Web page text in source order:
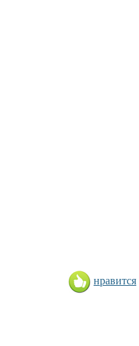
нравится